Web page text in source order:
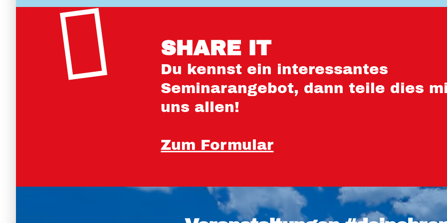
SHARE IT
Du kennst ein interessantes
Seminarangebot, dann teile dies
uns allen!
Zum Formular